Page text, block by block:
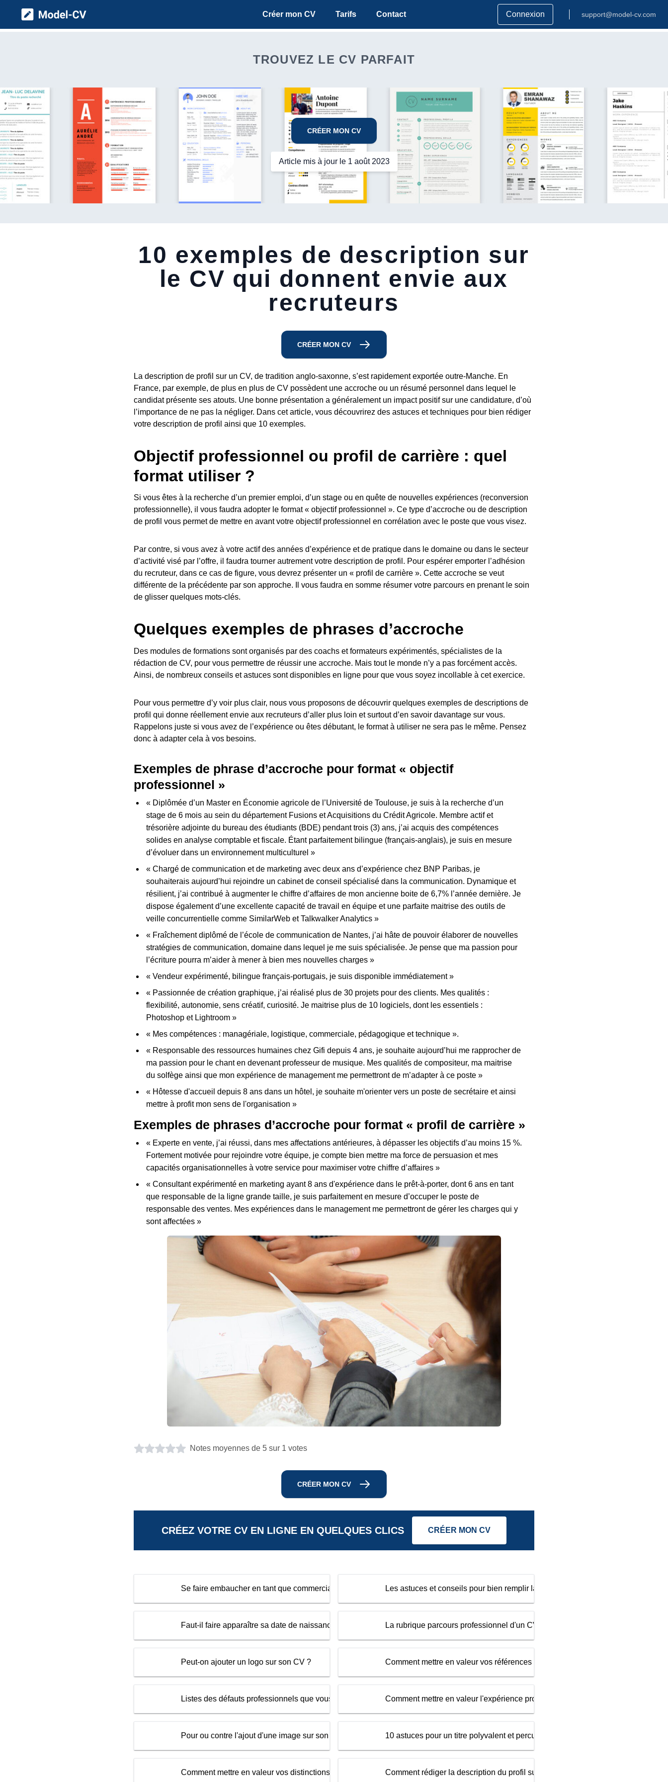
Model CV Créer mon CV Tarifs Contact Connexion support@model-cv.com
TROUVEZ LE CV PARFAIT
CRÉER MON CV
Article mis à jour le 1 août 2023
10 exemples de description sur
le CV qui donnent envie aux
recruteurs
CRÉER MON CV
La description de profil sur un CV, de tradition anglo-saxonne, s’est rapidement exportée outre-Manche. En
France, par exemple, de plus en plus de CV possèdent une accroche ou un résumé personnel dans lequel le
candidat présente ses atouts. Une bonne présentation a généralement un impact positif sur une candidature, d’où
l’importance de ne pas la négliger. Dans cet article, vous découvrirez des astuces et techniques pour bien rédiger
votre description de profil ainsi que 10 exemples.
Objectif professionnel ou profil de carrière : quel
format utiliser ?
Si vous êtes à la recherche d’un premier emploi, d’un stage ou en quête de nouvelles expériences (reconversion
professionnelle), il vous faudra adopter le format « objectif professionnel ». Ce type d’accroche ou de description
de profil vous permet de mettre en avant votre objectif professionnel en corrélation avec le poste que vous visez.
Par contre, si vous avez à votre actif des années d’expérience et de pratique dans le domaine ou dans le secteur
d’activité visé par l’offre, il faudra tourner autrement votre description de profil. Pour espérer emporter l’adhésion
du recruteur, dans ce cas de figure, vous devrez présenter un « profil de carrière ». Cette accroche se veut
différente de la précédente par son approche. Il vous faudra en somme résumer votre parcours en prenant le soin
de glisser quelques mots-clés.
Quelques exemples de phrases d’accroche
Des modules de formations sont organisés par des coachs et formateurs expérimentés, spécialistes de la
rédaction de CV, pour vous permettre de réussir une accroche. Mais tout le monde n’y a pas forcément accès.
Ainsi, de nombreux conseils et astuces sont disponibles en ligne pour que vous soyez incollable à cet exercice.
Pour vous permettre d’y voir plus clair, nous vous proposons de découvrir quelques exemples de descriptions de
profil qui donne réellement envie aux recruteurs d’aller plus loin et surtout d’en savoir davantage sur vous.
Rappelons juste si vous avez de l’expérience ou êtes débutant, le format à utiliser ne sera pas le même. Pensez
donc à adapter cela à vos besoins.
Exemples de phrase d’accroche pour format « objectif
professionnel »
« Diplômée d’un Master en Économie agricole de l’Université de Toulouse, je suis à la recherche d’un
stage de 6 mois au sein du département Fusions et Acquisitions du Crédit Agricole. Membre actif et
trésorière adjointe du bureau des étudiants (BDE) pendant trois (3) ans, j’ai acquis des compétences
solides en analyse comptable et fiscale. Étant parfaitement bilingue (français-anglais), je suis en mesure
d’évoluer dans un environnement multiculturel »
« Chargé de communication et de marketing avec deux ans d’expérience chez BNP Paribas, je
souhaiterais aujourd’hui rejoindre un cabinet de conseil spécialisé dans la communication. Dynamique et
résilient, j’ai contribué à augmenter le chiffre d’affaires de mon ancienne boite de 6,7% l’année dernière. Je
dispose également d’une excellente capacité de travail en équipe et une parfaite maitrise des outils de
veille concurrentielle comme SimilarWeb et Talkwalker Analytics »
« Fraîchement diplômé de l’école de communication de Nantes, j’ai hâte de pouvoir élaborer de nouvelles
stratégies de communication, domaine dans lequel je me suis spécialisée. Je pense que ma passion pour
l’écriture pourra m’aider à mener à bien mes nouvelles charges »
« Vendeur expérimenté, bilingue français-portugais, je suis disponible immédiatement »
« Passionnée de création graphique, j’ai réalisé plus de 30 projets pour des clients. Mes qualités :
flexibilité, autonomie, sens créatif, curiosité. Je maitrise plus de 10 logiciels, dont les essentiels :
Photoshop et Lightroom »
« Mes compétences : managériale, logistique, commerciale, pédagogique et technique ».
« Responsable des ressources humaines chez Gifi depuis 4 ans, je souhaite aujourd’hui me rapprocher de
ma passion pour le chant en devenant professeur de musique. Mes qualités de compositeur, ma maitrise
du solfège ainsi que mon expérience de management me permettront de m’adapter à ce poste »
« Hôtesse d'accueil depuis 8 ans dans un hôtel, je souhaite m'orienter vers un poste de secrétaire et ainsi
mettre à profit mon sens de l'organisation »
Exemples de phrases d’accroche pour format « profil de carrière »
« Experte en vente, j’ai réussi, dans mes affectations antérieures, à dépasser les objectifs d’au moins 15 %.
Fortement motivée pour rejoindre votre équipe, je compte bien mettre ma force de persuasion et mes
capacités organisationnelles à votre service pour maximiser votre chiffre d’affaires »
« Consultant expérimenté en marketing ayant 8 ans d'expérience dans le prêt-à-porter, dont 6 ans en tant
que responsable de la ligne grande taille, je suis parfaitement en mesure d’occuper le poste de
responsable des ventes. Mes expériences dans le management me permettront de gérer les charges qui y
sont affectées »
Notes moyennes de 5 sur 1 votes
CRÉER MON CV
CRÉEZ VOTRE CV EN LIGNE EN QUELQUES CLICS CRÉER MON CV
Se faire embaucher en tant que commercial : les compétences à privilégier dans un CVLes astuces et conseils pour bien remplir la section A propos de moi dans un CV
Faut-il faire apparaître sa date de naissance sur son CV ? La rubrique parcours professionnel d'un CV
Peut-on ajouter un logo sur son CV ? Comment mettre en valeur vos références sur votre CV ?
Listes des défauts professionnels que vous pouvez ajouter sans rien craindre à votre CVComment mettre en valeur l'expérience professionnelle sur son CV ?
Pour ou contre l'ajout d'une image sur son CV ? 10 astuces pour un titre polyvalent et percutant sur son CV
Comment mettre en valeur vos distinctions sur votre CV ? Comment rédiger la description du profil sur son CV ?